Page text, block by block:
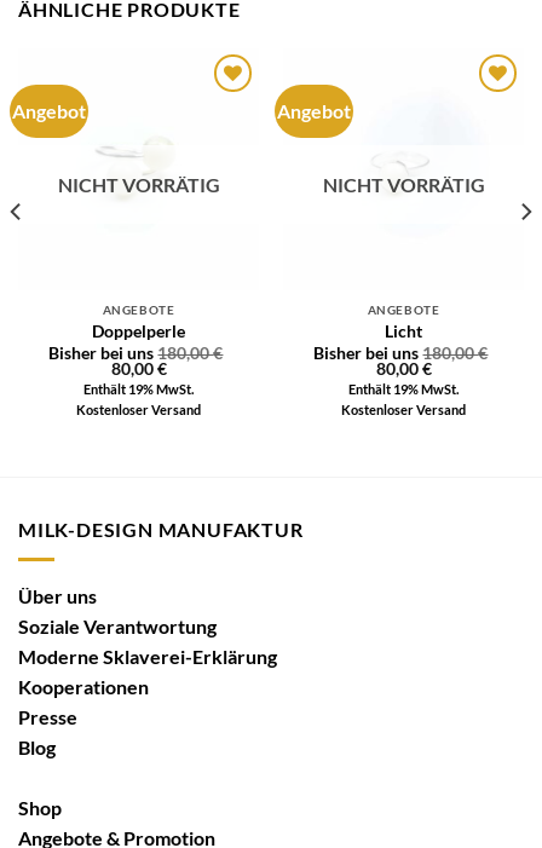
ÄHNLICHE PRODUKTE
Angebot
NICHT VORRÄTIG
ANGEBOTE
Doppelperle
Bisher bei uns 180,00€
80,00€
Enthält 19% MwSt.
Kostenloser Versand
Angebot
NICHT VORRÄTIG
ANGEBOTE
Licht
Bisher bei uns 180,00€
80,00€
Enthält 19% MwSt.
Kostenloser Versand
MILK-DESIGN MANUFAKTUR
Über uns
Soziale Verantwortung
Moderne Sklaverei-Erklärung
Kooperationen
Presse
Blog
Shop
Angebote & Promotion